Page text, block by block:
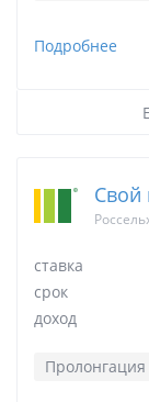
Подробнее
Свой
ставка
срок
доход
Пролонгация